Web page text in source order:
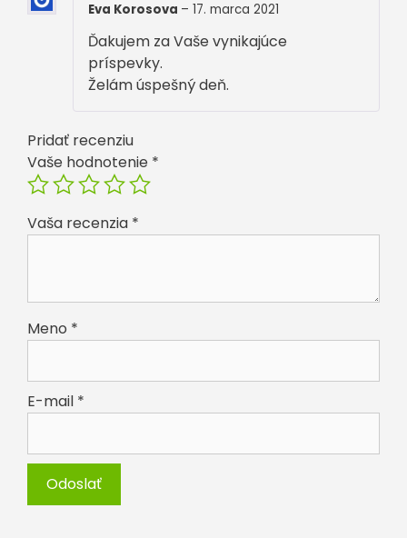
Eva Korosova – 17. marca 2021
Ďakujem za Vaše vynikajúce
príspevky.
Želám úspešný deň.
Pridať recenziu
Vaše hodnotenie *
Vaša recenzia *
Meno *
E-mail *